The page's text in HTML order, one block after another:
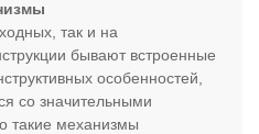
так и на
бывают встроенные
особенностей,
со значительными
такие механизмы